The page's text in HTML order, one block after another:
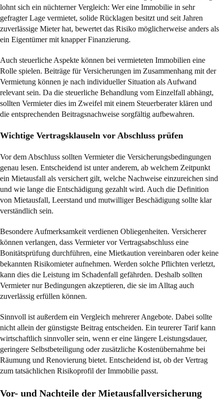
lohnt sich ein nüchterner Vergleich: Wer eine Immobilie in sehr
gefragter Lage vermietet, solide Rücklagen besitzt und seit Jahren
zuverlässige Mieter hat, bewertet das Risiko möglicherweise anders als
ein Eigentümer mit knapper Finanzierung.
Auch steuerliche Aspekte können bei vermieteten Immobilien eine
Rolle spielen. Beiträge für Versicherungen im Zusammenhang mit der
Vermietung können je nach individueller Situation als Aufwand
relevant sein. Da die steuerliche Behandlung vom Einzelfall abhängt,
sollten Vermieter dies im Zweifel mit einem Steuerberater klären und
die entsprechenden Beitragsnachweise sorgfältig aufbewahren.
Wichtige Vertragsklauseln vor Abschluss prüfen
Vor dem Abschluss sollten Vermieter die Versicherungsbedingungen
genau lesen. Entscheidend ist unter anderem, ab welchem Zeitpunkt
ein Mietausfall als versichert gilt, welche Nachweise einzureichen sind
und wie lange die Entschädigung gezahlt wird. Auch die Definition
von Mietausfall, Leerstand und mutwilliger Beschädigung sollte klar
verständlich sein.
Besondere Aufmerksamkeit verdienen Obliegenheiten. Versicherer
können verlangen, dass Vermieter vor Vertragsabschluss eine
Bonitätsprüfung durchführen, eine Mietkaution vereinbaren oder keine
bekannten Risikomieter aufnehmen. Werden solche Pflichten verletzt,
kann dies die Leistung im Schadenfall gefährden. Deshalb sollten
Vermieter nur Bedingungen akzeptieren, die sie im Alltag auch
zuverlässig erfüllen können.
Sinnvoll ist außerdem ein Vergleich mehrerer Angebote. Dabei sollte
nicht allein der günstigste Beitrag entscheiden. Ein teurerer Tarif kann
wirtschaftlich sinnvoller sein, wenn er eine längere Leistungsdauer,
geringere Selbstbeteiligung oder zusätzliche Kostenübernahme bei
Räumung und Renovierung bietet. Entscheidend ist, ob der Vertrag
zum tatsächlichen Risikoprofil der Immobilie passt.
Vor- und Nachteile der Mietausfallversicherung